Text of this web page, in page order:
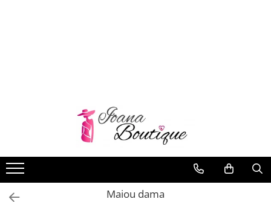
Chiloti clasici
Chiloti tanga
Compleuri & body-uri
Maiou dama